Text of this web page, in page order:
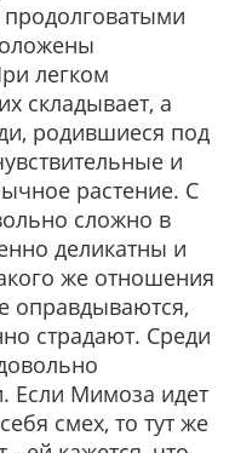
легком
складывает, а
родившиеся под
и
растение. С
сложно в
деликатны и
же отношения
оправдываются,
страдают. Среди
Если Мимоза идет
смех, то тут же